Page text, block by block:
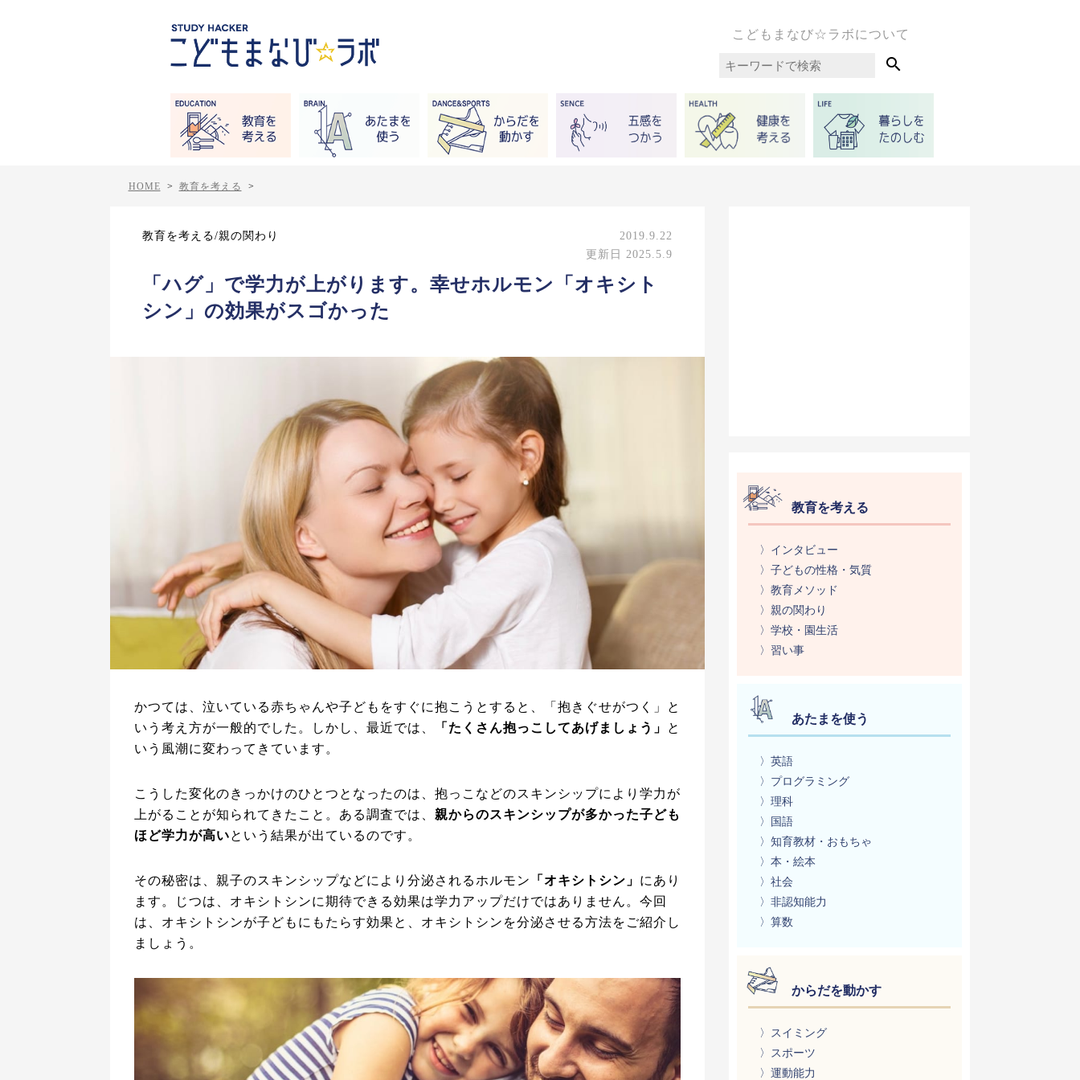
こどもまなび☆ラボについて

HOME > 教育を考える >
教育を考える/親の関わり
2019.9.22
更新日 2025.5.9
「ハグ」で学力が上がります。幸せホルモン「オキシト
シン」の効果がスゴかった
かつては、泣いている赤ちゃんや子どもをすぐに抱こうとすると、「抱きぐせがつく」と
いう考え方が一般的でした。しかし、最近では、
「たくさん抱っこしてあげましょう」
と
いう風潮に変わってきています。
こうした変化のきっかけのひとつとなったのは、抱っこなどのスキンシップにより学力が
上がることが知られてきたこと。ある調査では、 親からのスキンシップが多かった子ども
ほど学力が高いという結果が出ているのです。
その秘密は、親子のスキンシップなどにより分泌されるホルモン 「オキシトシン」 にあり
ます。じつは、オキシトシンに期待できる効果は学力アップだけではありません。今回
は、オキシトシンが子どもにもたらす効果と、オキシトシンを分泌させる方法をご紹介し
ましょう。
教育を考える
〉インタビュー
〉子どもの性格・気質
〉教育メソッド
〉親の関わり
〉学校・園生活
〉習い事
あたまを使う
〉英語
〉プログラミング
〉理科
〉国語
〉知育教材・おもちゃ
〉本・絵本
〉社会
〉非認知能力
〉算数
からだを動かす
〉スイミング
〉スポーツ
〉運動能力